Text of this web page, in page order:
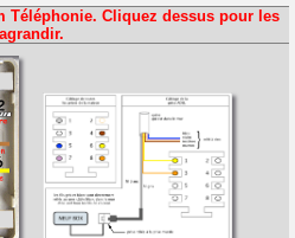
Téléphonie. Cliquez dessus pour les
agrandir.